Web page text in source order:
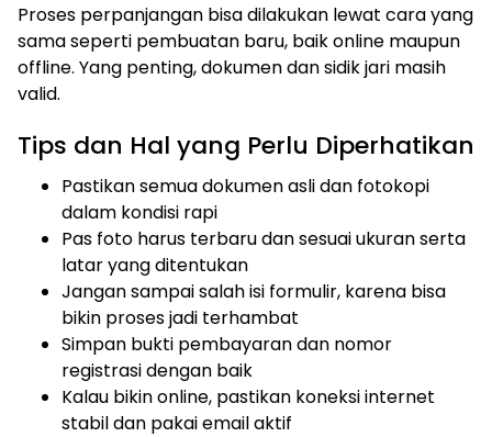
Proses perpanjangan bisa dilakukan lewat cara yang
sama seperti pembuatan baru, baik online maupun
offline. Yang penting, dokumen dan sidik jari masih
valid.
Tips dan Hal yang Perlu Diperhatikan
Pastikan semua dokumen asli dan fotokopi
dalam kondisi rapi
Pas foto harus terbaru dan sesuai ukuran serta
latar yang ditentukan
Jangan sampai salah isi formulir, karena bisa
bikin proses jadi terhambat
Simpan bukti pembayaran dan nomor
registrasi dengan baik
Kalau bikin online, pastikan koneksi internet
stabil dan pakai email aktif